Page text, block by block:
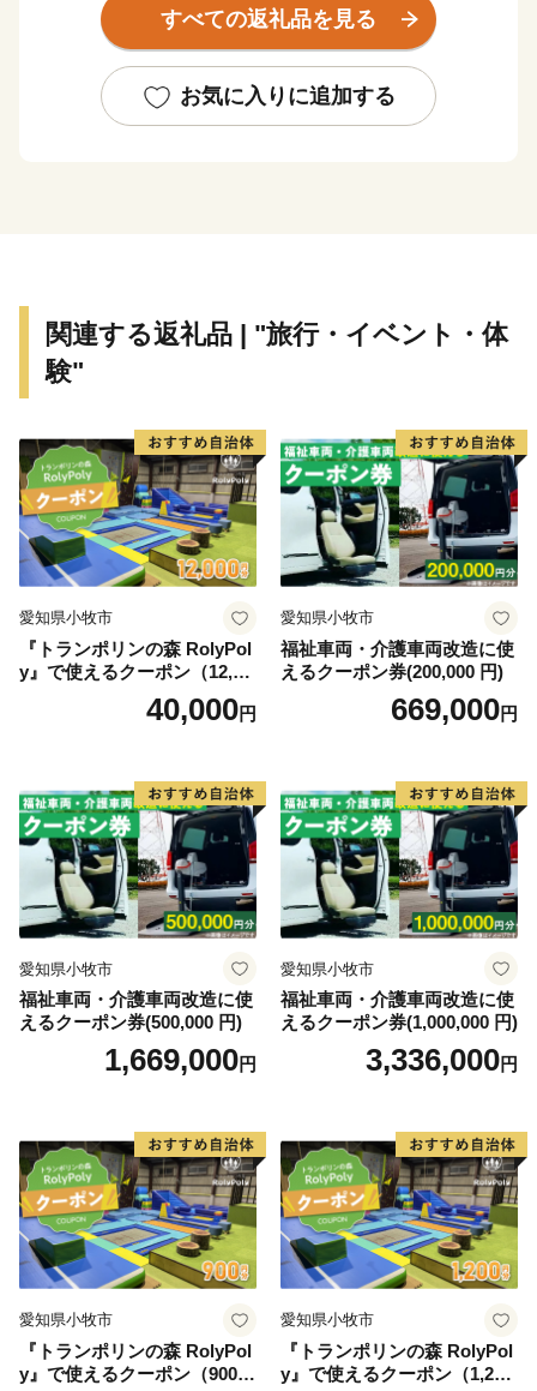
適ですし、冬はマイナス5℃前後と最北の地でありなが
っくり稚内の味覚・気候・自然などをご堪能ください。
◆日本最北端わっかない白夜祭 ・・・ ６月中旬
◆南中ソーラン全国交流祭 in 稚内 ・・・ ７月下
◆稚内みなと南極まつり ・・・ ８月上旬
◆日本最北端わっかない平和マラソン ・・・ ９月
上旬
すべての返礼品を見る
お気に入りに追加する
関連する返礼品 | "旅行・イベント・体
験"
愛知県小牧市
『トランポリンの森 RolyPol
y』で使えるクーポン（12,00
40,000円
愛知県小牧市
福祉車両・介護車両改造に使
えるクーポン券(200,000 円)
669,000円
愛知県小牧市
福祉車両・介護車両改造に使
えるクーポン券(500,000 円)
1,669,000円
愛知県小牧市
福祉車両・介護車両改造に使
えるクーポン券(1,000,000 円)
3,336,000円
愛知県小牧市
『トランポリンの森 RolyPol
y』で使えるクーポン（900
愛知県小牧市
『トランポリンの森 RolyPol
y』で使えるクーポン（1,200